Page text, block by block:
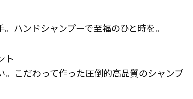
ハンドシャンプーで至福のひと時を。
ト
。こだわって作った圧倒的高品質のシャンプ